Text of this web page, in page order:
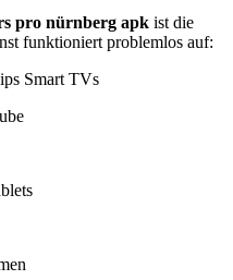
pro nürnberg apk ist die
funktioniert problemlos auf:
Smart TVs